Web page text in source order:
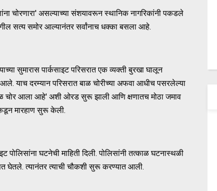
चोरणारा' असल्याच्या संशयावरून स्थानिक नागरिकांनी पकडले
सत्य समोर आल्यानंतर सर्वांनाच धक्का बसला आहे.
सुमारास पार्कसाइट परिसरात एक व्यक्ती बुरखा घालून
याच दरम्यान परिसरात बाळ चोरीच्या अफवा आधीच पसरलेल्या
चोर आला आहे' अशी ओरड सुरू झाली आणि क्षणातच मोठा जमाव
मारहाण सुरू केली.
पोलिसांना घटनेची माहिती दिली. पोलिसांनी तत्काळ घटनास्थळी
घेतले. त्यानंतर त्याची चौकशी सुरू करण्यात आली.